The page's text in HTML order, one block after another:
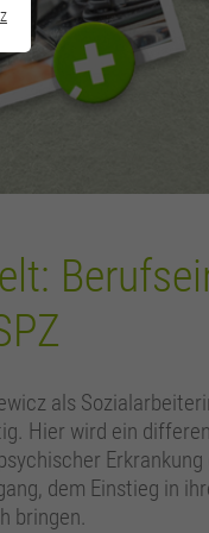
als
Hier wird ein
dem Einstieg in
bringen.